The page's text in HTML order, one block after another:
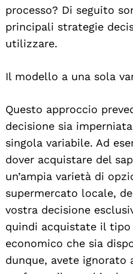
processo? Di seguito
principali strategie
utilizzare.
Il modello a una sola
Questo approccio
decisione sia
singola variabile. Ad
dover acquistare del
un’ampia varietà di
supermercato locale,
vostra decisione
quindi acquistate il tipo
economico che sia
dunque, avete